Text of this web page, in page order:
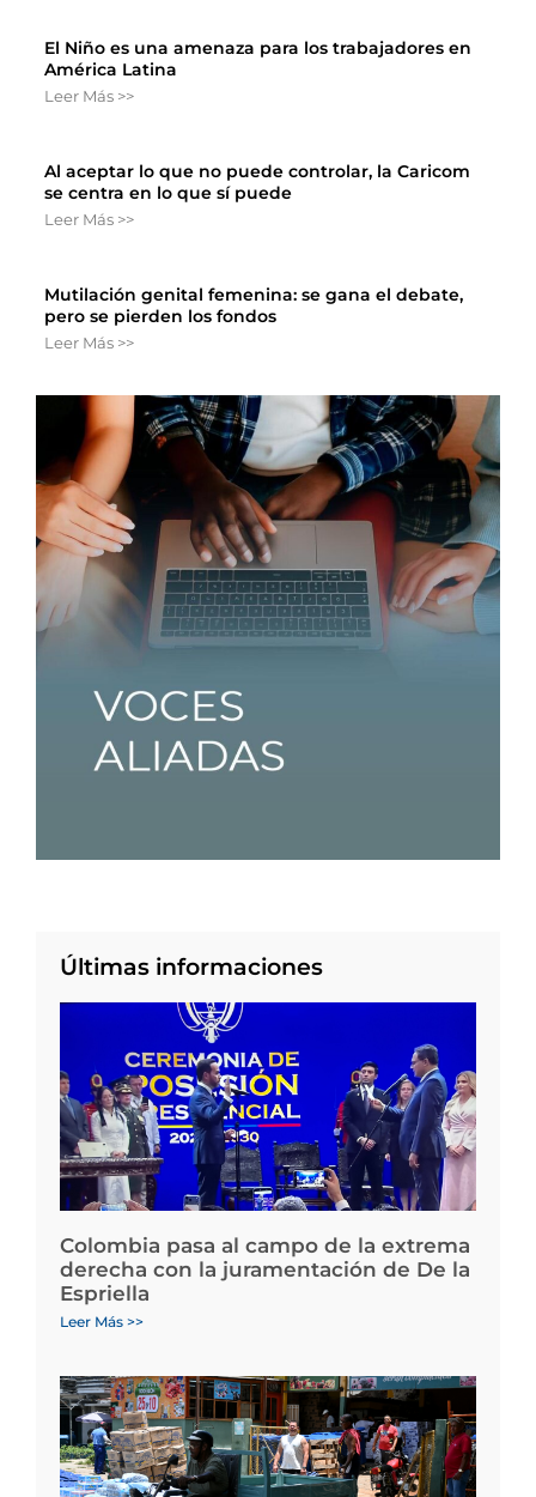
El Niño es una amenaza para los trabajadores en
América Latina
Leer Más >>
Al aceptar lo que no puede controlar, la Caricom
se centra en lo que sí puede
Leer Más >>
Mutilación genital femenina: se gana el debate,
pero se pierden los fondos
Leer Más >>
Últimas informaciones
Colombia pasa al campo de la extrema
derecha con la juramentación de De la
Espriella
Leer Más >>